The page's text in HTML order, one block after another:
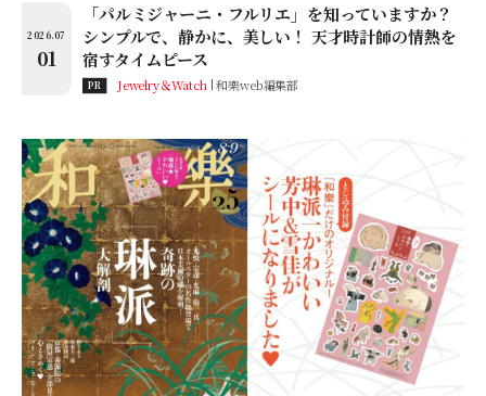
2026.07
01
「パルミジャーニ・フルリエ」を知っていますか？
シンプルで、静かに、美しい！ 天才時計師の情熱を
宿すタイムピース
PR Jewelry＆Watch 和樂web編集部